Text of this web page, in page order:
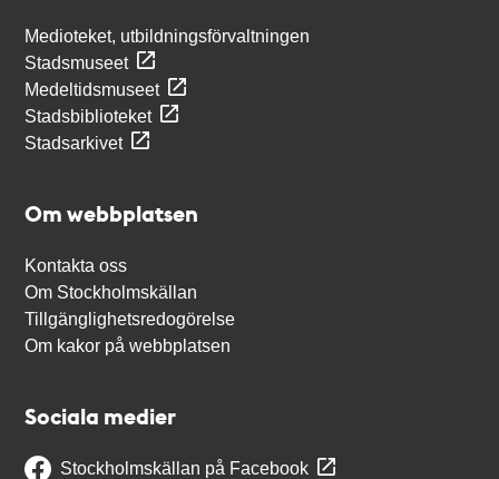
Medioteket, utbildningsförvaltningen
Stadsmuseet
Medeltidsmuseet
Stadsbiblioteket
Stadsarkivet
Om webbplatsen
Kontakta oss
Om Stockholmskällan
Tillgänglighetsredogörelse
Om kakor på webbplatsen
Sociala medier
Stockholmskällan på Facebook